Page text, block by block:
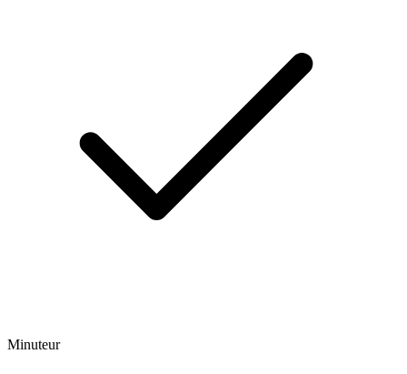
Minuteur